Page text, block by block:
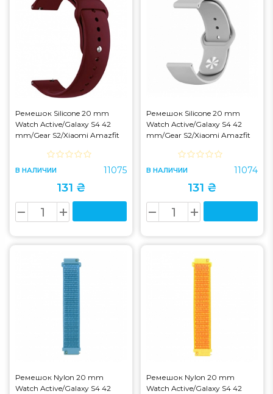
Ремешок Silicone 20 mm
Watch Active/Galaxy S4 42
mm/Gear S2/Xiaomi Amazfit
В НАЛИЧИИ 11075
131 ₴
Ремешок Silicone 20 mm
Watch Active/Galaxy S4 42
mm/Gear S2/Xiaomi Amazfit
В НАЛИЧИИ 11074
131 ₴
Ремешок Nylon 20 mm
Watch Active/Galaxy S4 42
Ремешок Nylon 20 mm
Watch Active/Galaxy S4 42